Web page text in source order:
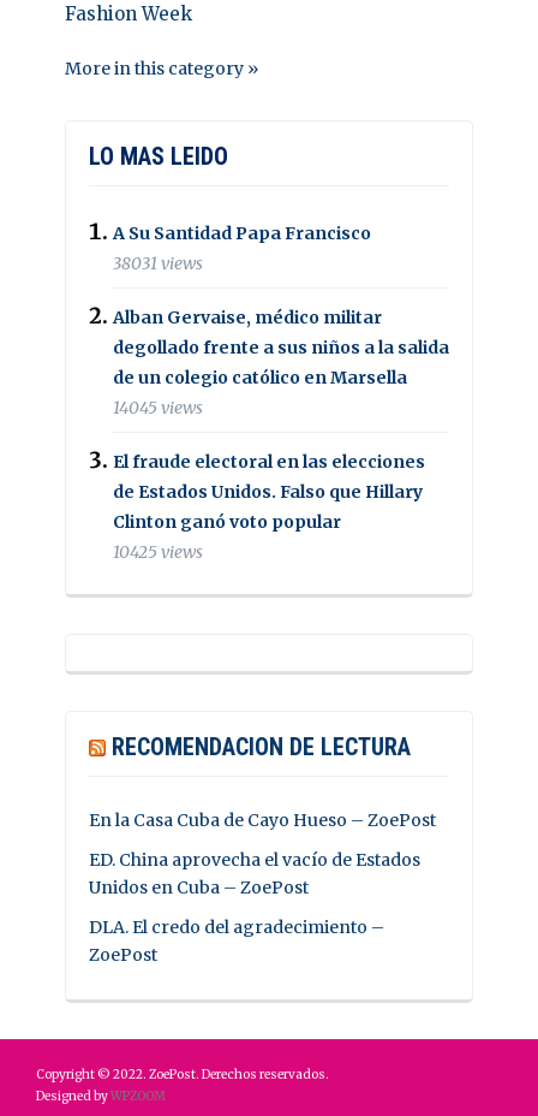
Fashion Week
More in this category »
LO MAS LEIDO
A Su Santidad Papa Francisco
38031 views
Alban Gervaise, médico militar
degollado frente a sus niños a la salida
de un colegio católico en Marsella
14045 views
El fraude electoral en las elecciones
de Estados Unidos. Falso que Hillary
Clinton ganó voto popular
10425 views
RECOMENDACION DE LECTURA
En la Casa Cuba de Cayo Hueso – ZoePost
ED. China aprovecha el vacío de Estados
Unidos en Cuba – ZoePost
DLA. El credo del agradecimiento –
ZoePost
Copyright © 2022. ZoePost. Derechos reservados.
Designed byWPZOOM